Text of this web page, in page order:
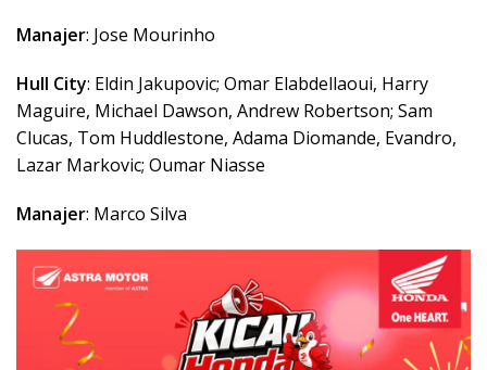
Manajer: Jose Mourinho
Hull City: Eldin Jakupovic; Omar Elabdellaoui, Harry
Maguire, Michael Dawson, Andrew Robertson; Sam
Clucas, Tom Huddlestone, Adama Diomande, Evandro,
Lazar Markovic; Oumar Niasse
Manajer: Marco Silva